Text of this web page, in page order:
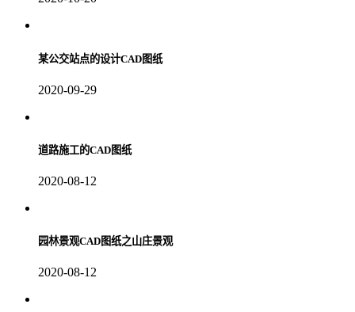
某公交站点的设计CAD图纸
2020-09-29
道路施工的CAD图纸
2020-08-12
园林景观CAD图纸之山庄景观
2020-08-12